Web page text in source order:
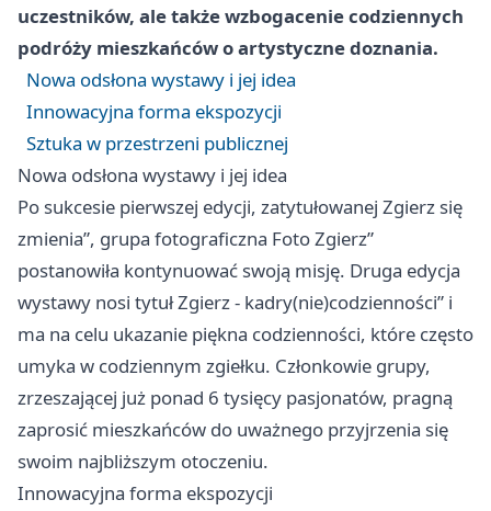
uczestników, ale także wzbogacenie codziennych
podróży mieszkańców o artystyczne doznania.
Nowa odsłona wystawy i jej idea
Innowacyjna forma ekspozycji
Sztuka w przestrzeni publicznej
Nowa odsłona wystawy i jej idea
Po sukcesie pierwszej edycji, zatytułowanej Zgierz się
zmienia”, grupa fotograficzna Foto Zgierz”
postanowiła kontynuować swoją misję. Druga edycja
wystawy nosi tytułZgierz- kadry(nie)codzienności” i
ma na celu ukazanie piękna codzienności, które często
umyka w codziennym zgiełku. Członkowie grupy,
zrzeszającej już ponad 6 tysięcy pasjonatów, pragną
zaprosić mieszkańców do uważnego przyjrzenia się
swoim najbliższym otoczeniu.
Innowacyjna forma ekspozycji